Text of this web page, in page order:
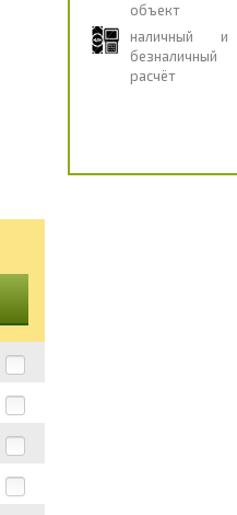
объект
наличный и
безналичный
расчёт